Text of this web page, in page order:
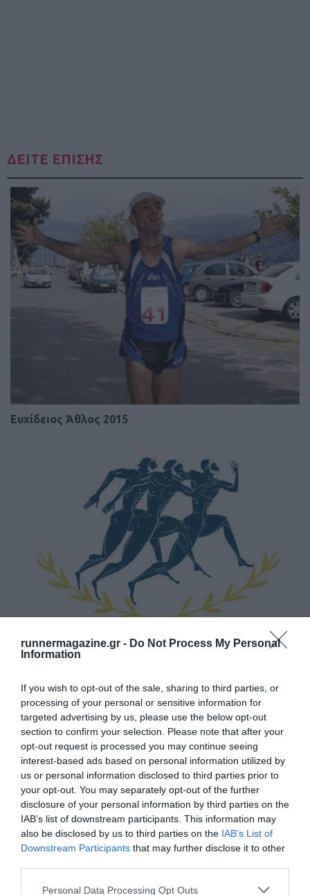
runnermagazine.gr - Do Not Process My Personal
Information
If you wish to opt-out of the sale, sharing to third parties, or
processing of your personal or sensitive information for
targeted advertising by us, please use the below opt-out
section to confirm your selection. Please note that after your
opt-out request is processed you may continue seeing
interest-based ads based on personal information utilized by
us or personal information disclosed to third parties prior to
your opt-out. You may separately opt-out of the further
disclosure of your personal information by third parties on the
IAB’s list of downstream participants. This information may
also be disclosed by us to third parties on the IAB’s List of
Downstream Participants that may further disclose it to other
Personal Data Processing Opt Outs
ΔΕΙΤΕ ΕΠΙΣΗΣ
Ευχίδειος Άθλος 2015